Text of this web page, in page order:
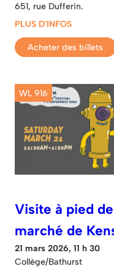
651, rue Dufferin.
PLUS D'INFOS
Acheter des billets
WL 916
Visite à pied
marché de
21 mars 2026, 11 h 30
Collège/Bathurst